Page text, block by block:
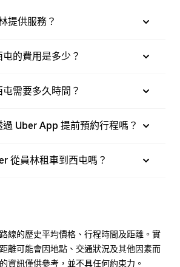
提供服務？
的費用是多少？
需要多久時間？
Uber App 提前預約行程嗎？
從員林租車到西屯嗎？
線的歷史平均價格、行程時間及距離。實
離可能會因地點、交通狀況及其他因素而
資訊僅供參考，並不具任何約束力。